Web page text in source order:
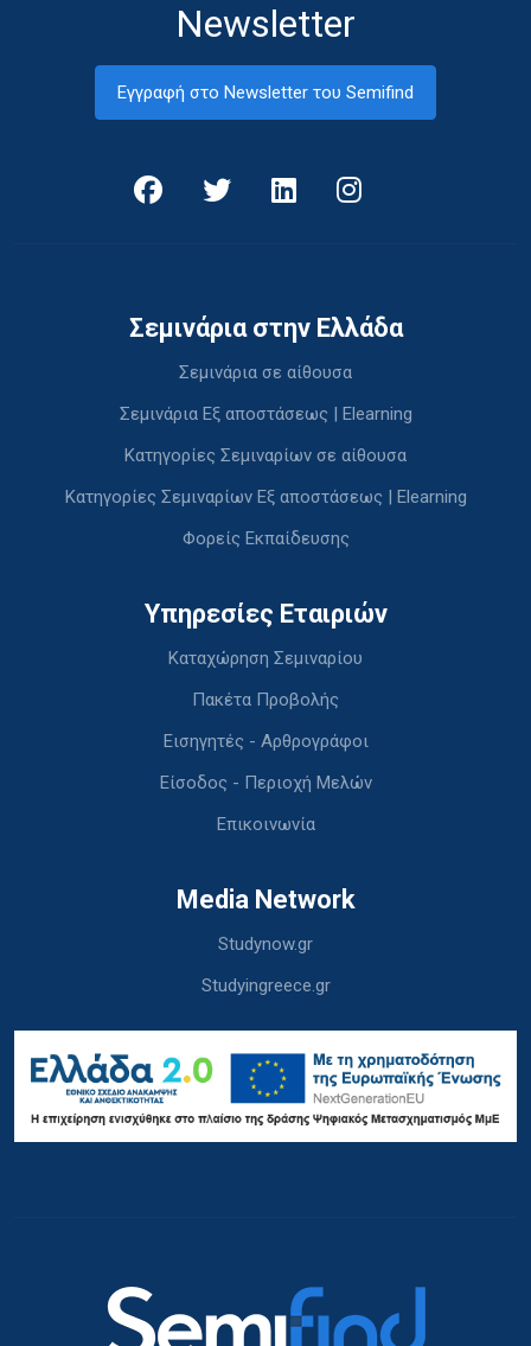
Newsletter
Εγγραφή στο Newsletter του Semifind
Σεμινάρια στην Ελλάδα
Σεμινάρια σε αίθουσα
Σεμινάρια Εξ αποστάσεως | Elearning
Κατηγορίες Σεμιναρίων σε αίθουσα
Κατηγορίες Σεμιναρίων Εξ αποστάσεως | Elearning
Φορείς Εκπαίδευσης
Υπηρεσίες Εταιριών
Καταχώρηση Σεμιναρίου
Πακέτα Προβολής
Εισηγητές - Αρθρογράφοι
Είσοδος - Περιοχή Μελών
Επικοινωνία
Media Network
Studynow.gr
Studyingreece.gr